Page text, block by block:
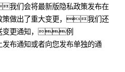
们会将最新版隐私政策发布在
策做出了重大变更，我们还
变更通知，例
通知或者向您发布单独的通